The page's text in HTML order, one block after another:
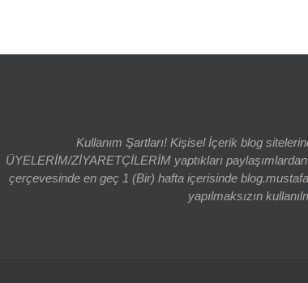
Kullanım Şartları! Kişisel İçerik blog
ÜYELERİM/ZİYARETÇİLERİM yaptıkları
çerçevesinde en geç 1 (Bir) hafta içerisinde
yapılmaksızın